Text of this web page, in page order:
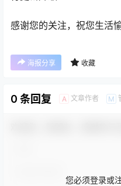
感谢您的关注，祝您生活愉
海报分享 收藏
0 条回复 A 文章作者 M
您必须登录或